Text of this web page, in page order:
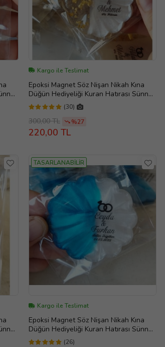
Kargo ile Teslimat
Epoksi Magnet Söz Nişan Nikah Kına
Düğün Hediyeliği Kuran Hatırası Sünnet
Mevlüt (Altın)
(30)
300,00 TL %27
220,00 TL
TASARLANABİLİR
Kargo ile Teslimat
Epoksi Magnet Söz Nişan Nikah Kına
Düğün Hediyeliği Kuran Hatırası Sünnet
Mevlüt (Mavi)
(26)